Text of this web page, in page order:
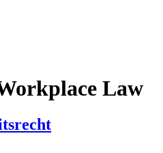
Law